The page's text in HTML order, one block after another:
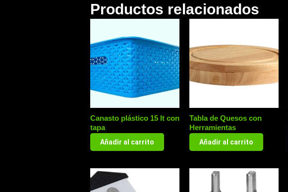
Productos relacionados
Canasto plástico 15 lt con
tapa
Añadir al carrito
Tabla de Quesos con
Herramientas
Añadir al carrito